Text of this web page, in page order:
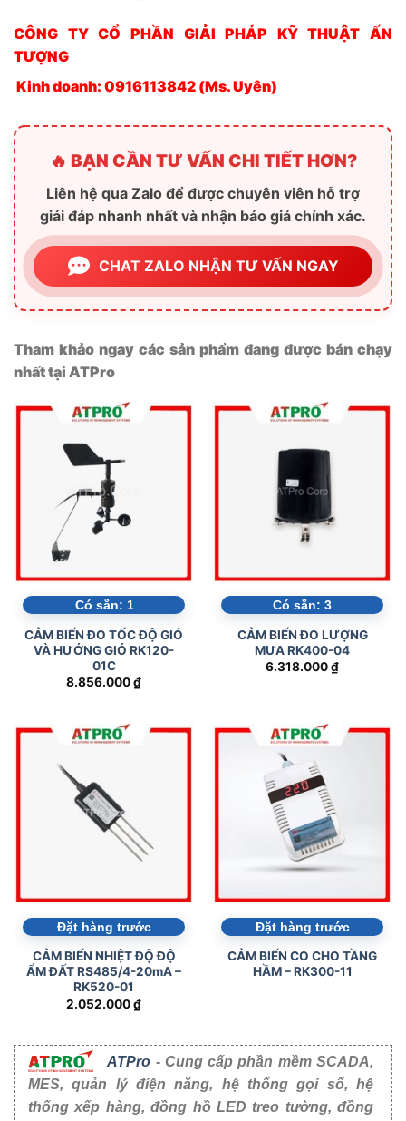
CÔNG TY CỔ PHẦN GIẢI PHÁP KỸ THUẬT ẤN
TƯỢNG
Kinh doanh: 0916113842 (Ms. Uyên)
🔥 BẠN CẦN TƯ VẤN CHI TIẾT HƠN?
Liên hệ qua Zalo để được chuyên viên hỗ trợ
giải đáp nhanh nhất và nhận báo giá chính xác.
CHAT ZALO NHẬN TƯ VẤN NGAY
Tham khảo ngay các sản phẩm đang được bán chạy
nhất tại ATPro
Có sẵn: 1
CẢM BIẾN ĐO TỐC ĐỘ GIÓ
VÀ HƯỚNG GIÓ RK120-
01C
8.856.000₫
Có sẵn: 3
CẢM BIẾN ĐO LƯỢNG
MƯA RK400-04
6.318.000₫
Đặt hàng trước
CẢM BIẾN NHIỆT ĐỘ ĐỘ
ẨM ĐẤT RS485/4-20mA –
RK520-01
2.052.000₫
Đặt hàng trước
CẢM BIẾN CO CHO TẦNG
HẦM – RK300-11
ATPro - Cung cấp phần mềm SCADA,
MES, quản lý điện năng, hệ thống gọi số, hệ
thống xếp hàng, đồng hồ LED treo tường, đồng